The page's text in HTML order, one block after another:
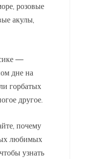
розовые
акулы,
—
дне на
горбатых
другое.
почему
любимых
узнать